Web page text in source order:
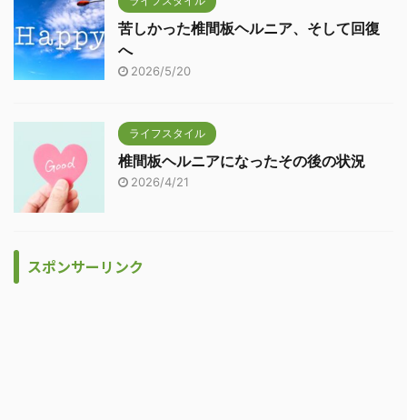
苦しかった椎間板ヘルニア、そして回復
へ
2026/5/20
ライフスタイル
椎間板ヘルニアになったその後の状況
2026/4/21
スポンサーリンク